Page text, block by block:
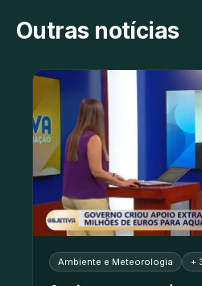
Outras notícias
Ambiente e Meteorologia +